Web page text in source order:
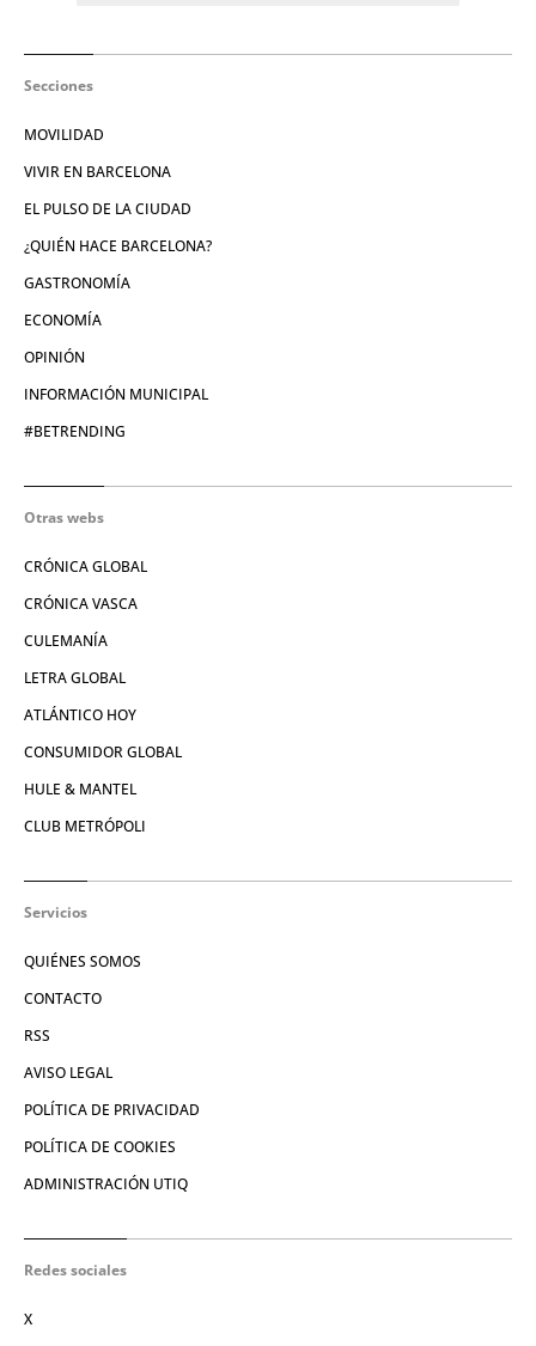
Secciones
MOVILIDAD
VIVIR EN BARCELONA
EL PULSO DE LA CIUDAD
¿QUIÉN HACE BARCELONA?
GASTRONOMÍA
ECONOMÍA
OPINIÓN
INFORMACIÓN MUNICIPAL
#BETRENDING
Otras webs
CRÓNICA GLOBAL
CRÓNICA VASCA
CULEMANÍA
LETRA GLOBAL
ATLÁNTICO HOY
CONSUMIDOR GLOBAL
HULE & MANTEL
CLUB METRÓPOLI
Servicios
QUIÉNES SOMOS
CONTACTO
RSS
AVISO LEGAL
POLÍTICA DE PRIVACIDAD
POLÍTICA DE COOKIES
ADMINISTRACIÓN UTIQ
Redes sociales
X